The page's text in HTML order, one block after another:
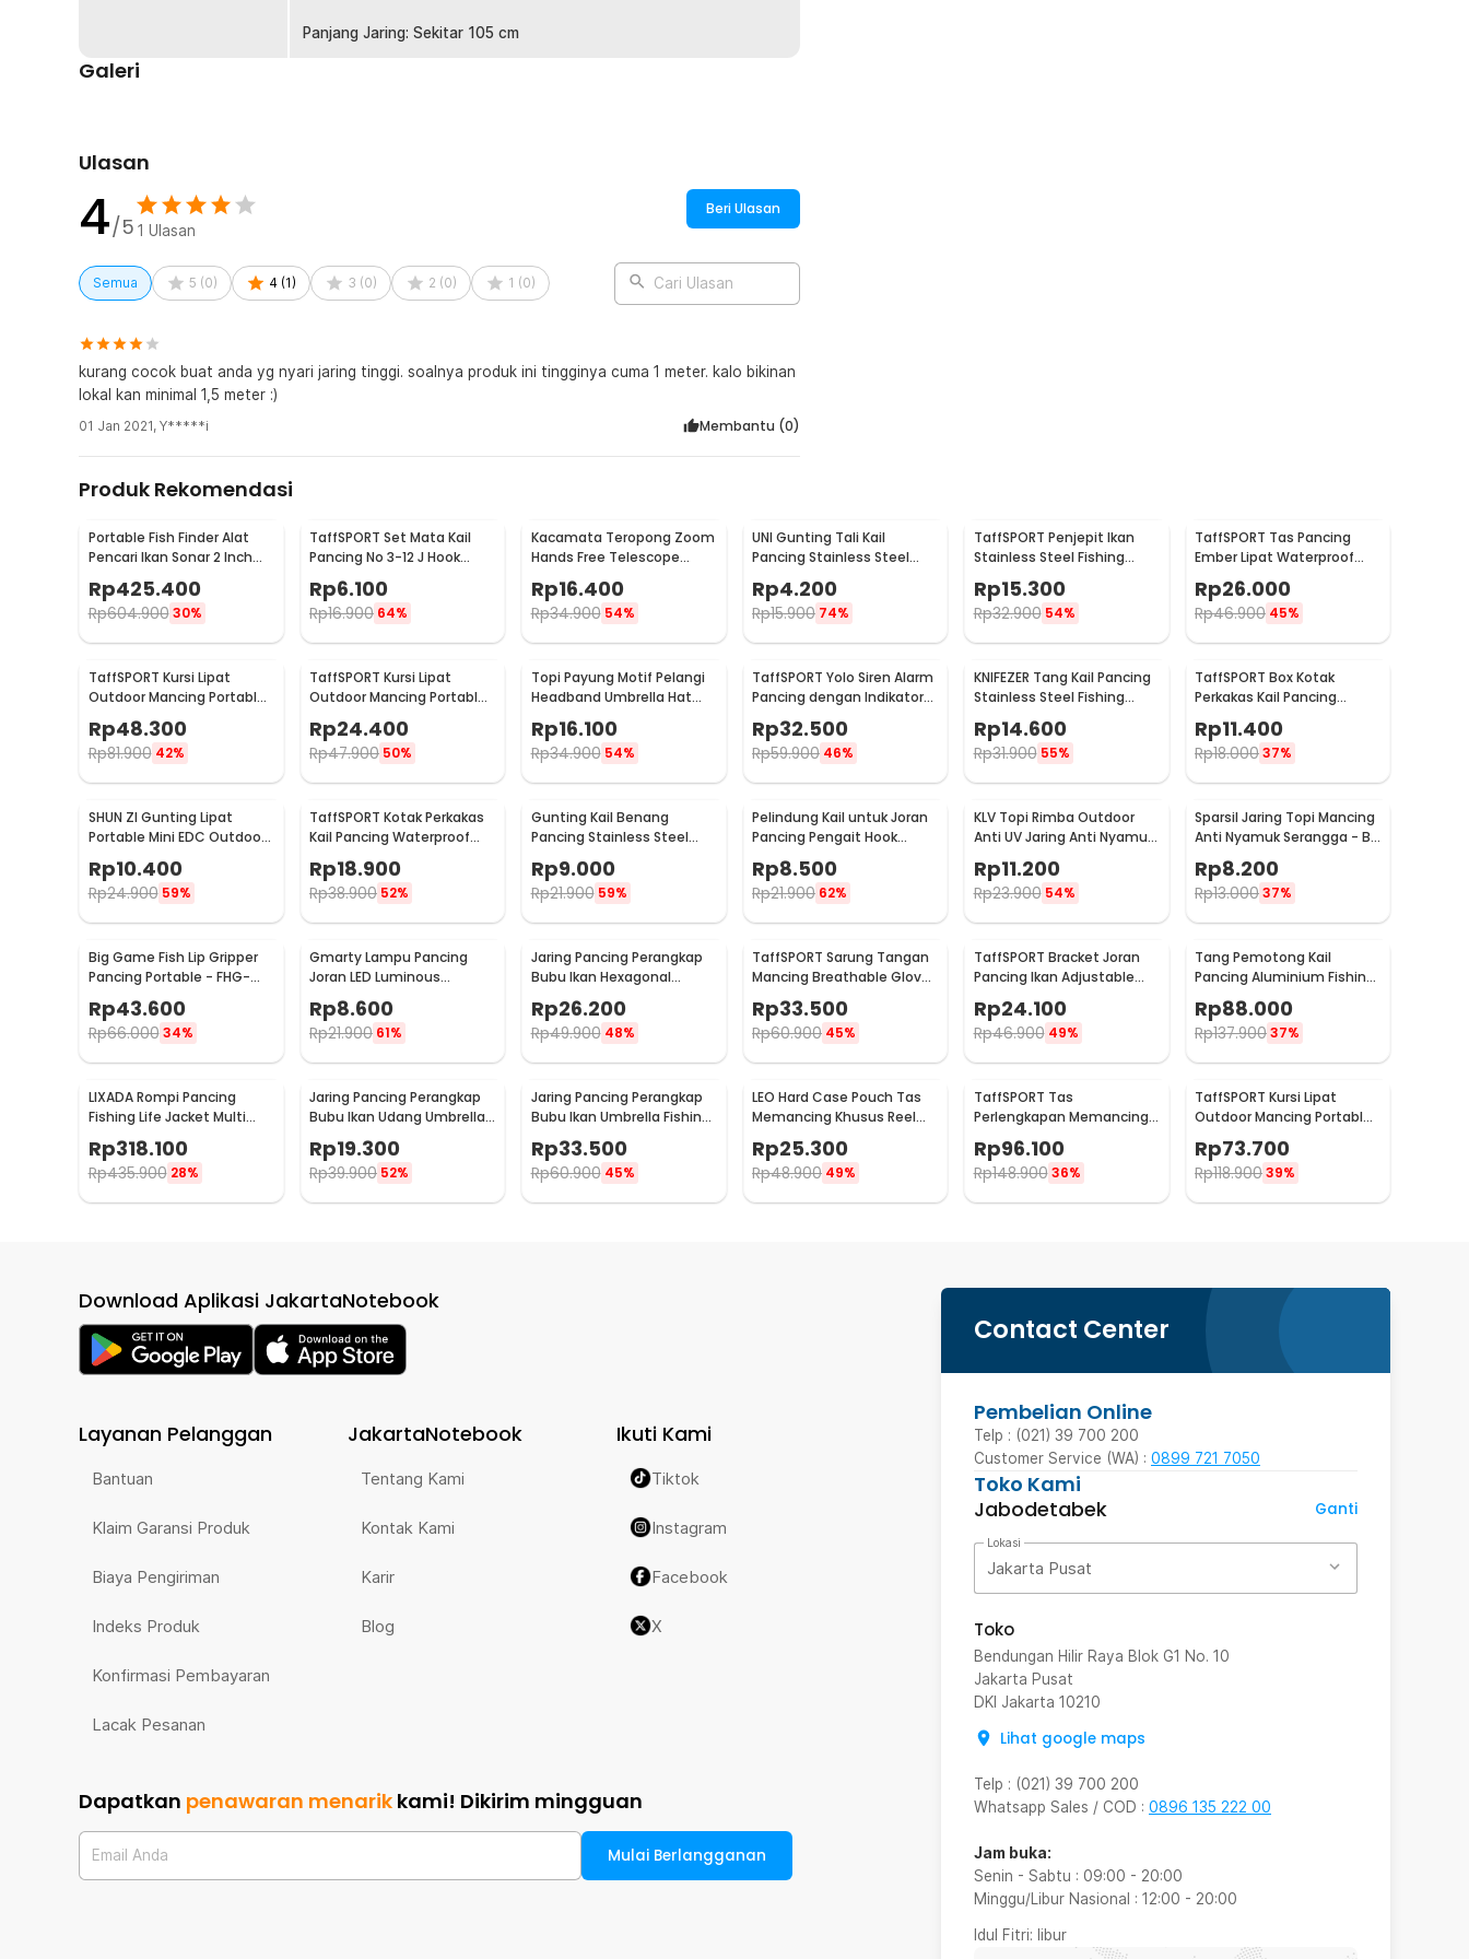
1 x BOM NET Jaring Pancing Umpan Ikan Fishing Net Trap Cage Tackle - 3918
Panjang Jaring: Sekitar 105 cm
Galeri
Ulasan
4/5 1 Ulasan
Beri Ulasan
Semua 5 (0) 4 (1) 3 (0) 2 (0) 1 (0) Cari Ulasan
kurang cocok buat anda yg nyari jaring tinggi. soalnya produk ini tingginya cuma 1 meter. kalo bikinan
lokal kan minimal 1,5 meter :)
01 Jan 2021, Y*****i Membantu (0)
Produk Rekomendasi
Portable Fish Finder Alat
Pencari Ikan Sonar 2 Inch
Rp425.400
Rp604.900 30%
TaffSPORT Set Mata Kail
Pancing No 3-12 J Hook
Tajam 70 PCS with Box -
94151-BE
Rp6.100
Rp16.900 64%
Kacamata Teropong Zoom
Hands Free Telescope
Glasses untuk Fishing -
HG00117
Rp16.400
Rp34.900 54%
UNI Gunting Tali Kail
Pancing Stainless Steel
Rp4.200
Rp15.900 74%
TaffSPORT Penjepit Ikan
Stainless Steel Fishing
Gripper Anti Karat - YS05
Rp15.300
Rp32.900 54%
TaffSPORT Tas Pancing
Ember Lipat Waterproof
Fishing Bucket
Rp26.000
Rp46.900 45%
TaffSPORT Kursi Lipat
Outdoor Mancing Portable
Oxford Folding Chair -
ZDY01
Rp48.300
Rp81.900 42%
TaffSPORT Kursi Lipat
Outdoor Mancing Portable
A0003
Rp24.400
Rp47.900 50%
Topi Payung Motif Pelangi
Headband Umbrella Hat
50cm - W655
Rp16.100
Rp34.900 54%
TaffSPORT Yolo Siren Alarm
Pancing dengan Indikator
LED - R3
Rp32.500
Rp59.900 46%
KNIFEZER Tang Kail Pancing
Stainless Steel Fishing
Hook Remover - J1352
Rp14.600
Rp31.900 55%
TaffSPORT Box Kotak
Perkakas Kail Pancing
Rp11.400
Rp18.00037%
SHUN ZI Gunting Lipat
Portable Mini EDC Outdoor
08
Rp10.400
Rp24.900 59%
TaffSPORT Kotak Perkakas
Kail Pancing Waterproof
Tackle Box 12 Grid - MCC01
Rp18.900
Rp38.900 52%
Gunting Kail Benang
Pancing Stainless Steel
GK01
Rp9.000
Rp21.900 59%
Pelindung Kail untuk Joran
Pancing Pengait Hook
Keeper 10 PCS
Rp8.500
Rp21.900 62%
KLV Topi Rimba Outdoor
Anti UV Jaring Anti Nyamuk
Rp11.200
Rp23.900 54%
Sparsil Jaring Topi Mancing
Anti Nyamuk Serangga - B-
Rp8.200
Rp13.00037%
Big Game Fish Lip Gripper
Pancing Portable - FHG-
Rp43.600
Rp66.000 34%
Gmarty Lampu Pancing
Joran LED Luminous
Waterproof 10 PCS - Q0142
Rp8.600
Rp21.900 61%
Jaring Pancing Perangkap
Bubu Ikan Hexagonal
Fishing Net Trap 8 Hole
Rp26.200
Rp49.900 48%
TaffSPORT Sarung Tangan
Mancing Breathable Glove
Half Finger 1 Pair - DW-GRTX
Rp33.500
Rp60.900 45%
TaffSPORT Bracket Joran
Pancing Ikan Adjustable
Rp24.100
Rp46.900 49%
Tang Pemotong Kail
Pancing Aluminium Fishing
Pliers Hook Remover
Rp88.000
Rp137.90037%
LIXADA Rompi Pancing
Fishing Life Jacket Multi
Slot - GDS09
Rp318.100
Rp435.900 28%
Jaring Pancing Perangkap
Bubu Ikan Udang Umbrella
Fishing Net 5 Hole
Rp19.300
Rp39.900 52%
Jaring Pancing Perangkap
Bubu Ikan Umbrella Fishing
Net 16 Holes - H14572
Rp33.500
Rp60.900 45%
LEO Hard Case Pouch Tas
Memancing Khusus Reel
Pancing - F-49
Rp25.300
Rp48.900 49%
TaffSPORT Tas
Perlengkapan Memancing
Multifungsi 1.5M
Rp96.100
Rp148.900 36%
TaffSPORT Kursi Lipat
Outdoor Mancing Portable
Oxford Folding Chair -
YYY002
Rp73.700
Rp118.90039%
Contact Center
Pembelian Online
Telp : (021) 39 700 200
Customer Service (WA) : 0899 721 7050
Toko Kami
Jabodetabek
Ganti
Lokasi
Jakarta Pusat
Toko
Bendungan Hilir Raya Blok G1 No. 10
Jakarta Pusat
DKI Jakarta 10210
Lihat google maps
Telp : (021) 39 700 200
Whatsapp Sales / COD : 0896 135 222 00
Jam buka:
Senin - Sabtu : 09:00 - 20:00
Minggu/Libur Nasional : 12:00 - 20:00
Idul Fitri: libur
Download Aplikasi JakartaNotebook
Layanan Pelanggan
Bantuan
Klaim Garansi Produk
Biaya Pengiriman
Indeks Produk
Konfirmasi Pembayaran
Lacak Pesanan
JakartaNotebook
Tentang Kami
Kontak Kami
Karir
Blog
Ikuti Kami
Tiktok
Instagram
Facebook
X
Dapatkan penawaran menarik kami! Dikirim mingguan
Email Anda Mulai Berlangganan